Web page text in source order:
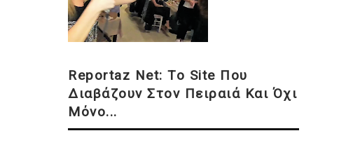
Reportaz Net: Το Site Που
Διαβάζουν Στον Πειραιά Και Όχι
Μόνο...